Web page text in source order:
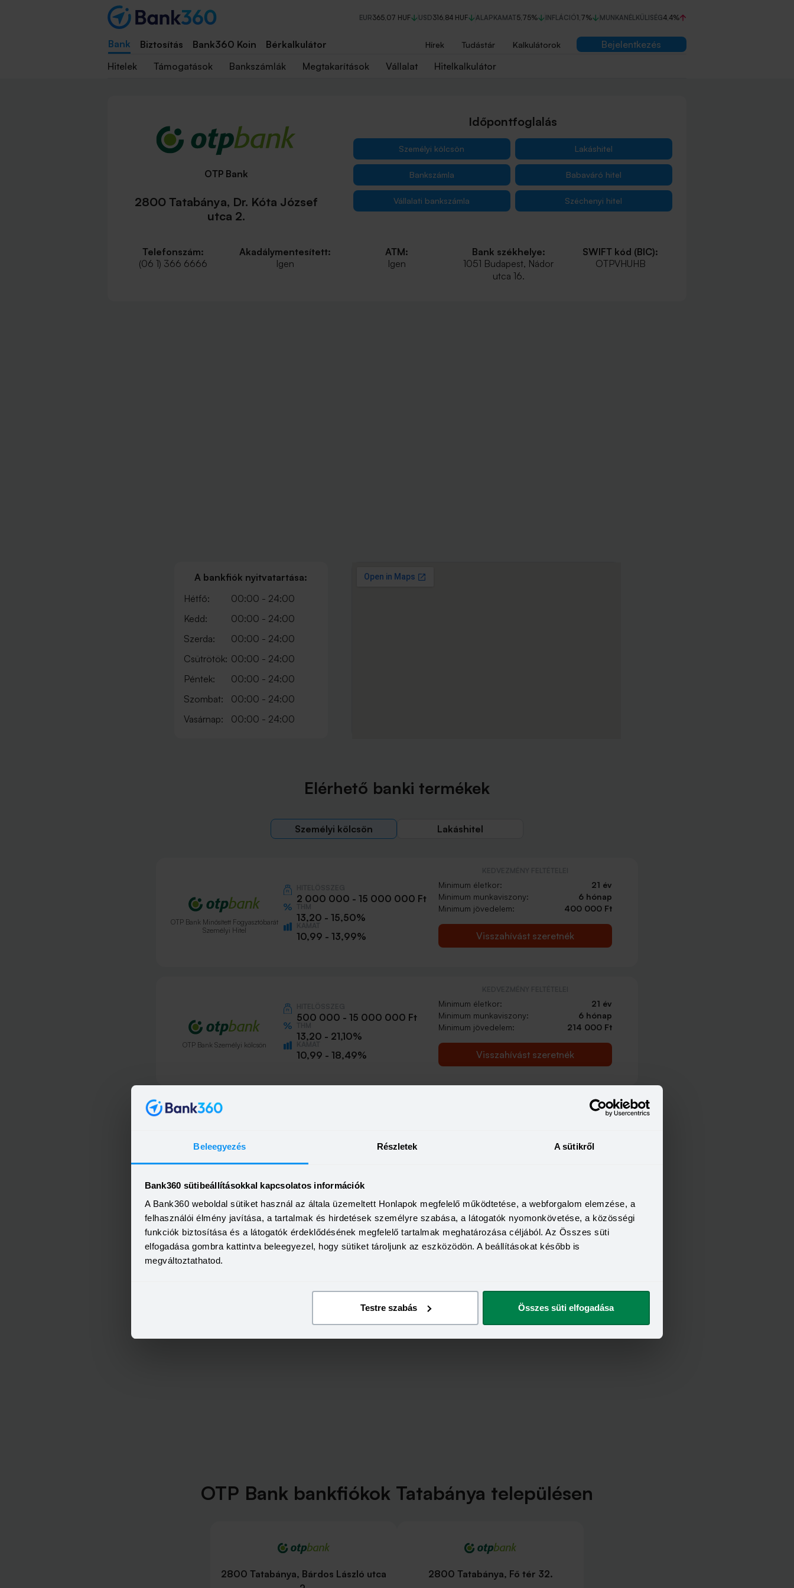
Beleegyezés Részletek A sütikről
Bank360 sütibeállításokkal kapcsolatos információk
A Bank360 weboldal sütiket használ az általa üzemeltett Honlapok megfelelő működtetése, a webforgalom elemzése, a
felhasználói élmény javítása, a tartalmak és hirdetések személyre szabása, a látogatók nyomonkövetése, a közösségi
funkciók biztosítása és a látogatók érdeklődésének megfelelő tartalmak meghatározása céljából. Az Összes süti
elfogadása gombra kattintva beleegyezel, hogy sütiket tároljunk az eszközödön. A beállításokat később is
megváltoztathatod.
Testre szabás Összes süti elfogadása
EUR365,07 HUF USD316,84 HUF ALAPKAMAT5,75% INFLÁCIÓ1,7% MUNKANÉLKÜLISÉG4,4%
Bank Biztosítás Bank360 Koin Bérkalkulátor Hírek Tudástár Kalkulátorok
Bejelentkezés
Hitelek
Támogatások Bankszámlák Megtakarítások Vállalat Hitelkalkulátor
OTP Bank
2800 Tatabánya, Dr. Kóta József
utca 2.
Időpontfoglalás
Személyi kölcsön Lakáshitel
Bankszámla Babaváró hitel
Vállalati bankszámla Széchenyi hitel
Telefonszám:
(06 1) 366 6666
Akadálymentesített:
Igen
ATM:
Igen
Bank székhelye:
1051 Budapest, Nádor
utca 16.
SWIFT kód (BIC):
OTPVHUHB
A bankfiók nyitvatartása:
Hétfő:
00:00 - 24:00
Kedd:
00:00 - 24:00
Szerda:
00:00 - 24:00
Csütrötök: 00:00 - 24:00
Péntek:
00:00 - 24:00
Szombat:
00:00 - 24:00
Vasárnap:
00:00 - 24:00
Elérhető banki termékek
Személyi kölcsön Lakáshitel
OTP Bank Minősített Fogyasztóbarát
Személyi Hitel
2 000 000 - 15 000 000 Ft
13,20 - 15,50%
10,99 - 13,99%
Minimum életkor:
21 év
Minimum munkaviszony:
6 hónap
Minimum jövedelem:
400 000 Ft
Visszahívást szeretnék
OTP Bank Személyi kölcsön
500 000 - 15 000 000 Ft
13,20 - 21,10%
10,99 - 18,49%
Minimum életkor:
21 év
Minimum munkaviszony:
6 hónap
Minimum jövedelem:
214 000 Ft
Visszahívást szeretnék
OTP Otthon Személyi Kölcsön KAMAT
400 000 Ft
OTP Bank bankfiókok Tatabánya településen
2800 Tatabánya, Bárdos László utca
2800 Tatabánya, Fő tér 32.